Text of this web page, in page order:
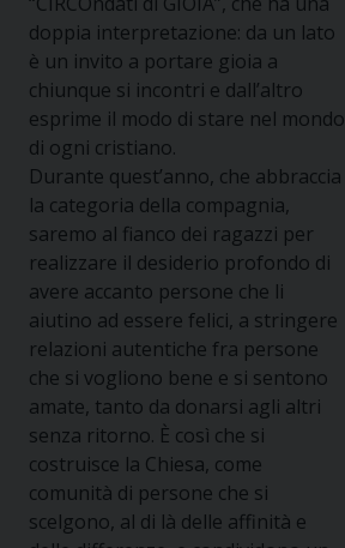
doppia interpretazione: da un lato
è un invito a portare gioia a
chiunque si incontri e dall’altro
esprime il modo di stare nel mondo
di ogni cristiano.
Durante quest’anno, che abbraccia
la categoria della compagnia,
saremo al fianco dei ragazzi per
realizzare il desiderio profondo di
avere accanto persone che li
aiutino ad essere felici, a stringere
relazioni autentiche fra persone
che si vogliono bene e si sentono
amate, tanto da donarsi agli altri
senza ritorno. È così che si
costruisce la Chiesa, come
comunità di persone che si
scelgono, al di là delle affinità e